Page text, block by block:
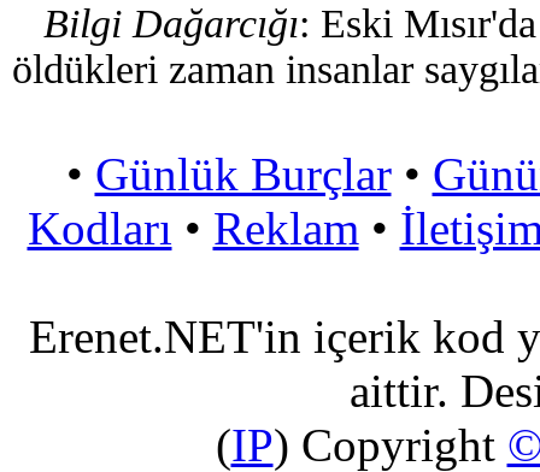
Bilgi Dağarcığı: Eski
öldükleri zaman insanlar
• Günlük Burçlar•
Kodları • Reklam •
Erenet.NET'in içerik kod
aittir.
(IP) Copyright